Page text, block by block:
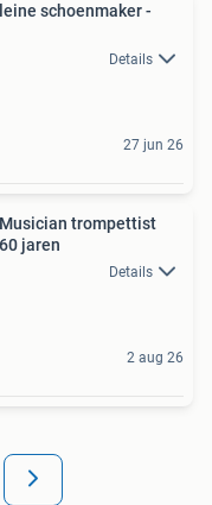
schoenmaker -
Details
27 jun 26
trompettist
jaren
Details
2 aug 26